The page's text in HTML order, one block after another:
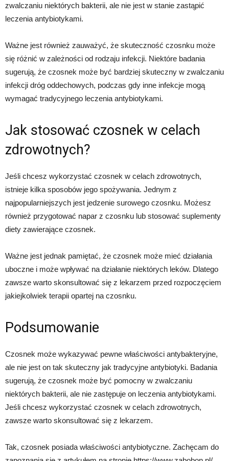
zwalczaniu niektórych bakterii, ale nie jest w stanie zastąpić
leczenia antybiotykami.
Ważne jest również zauważyć, że skuteczność czosnku może
się różnić w zależności od rodzaju infekcji. Niektóre badania
sugerują, że czosnek może być bardziej skuteczny w zwalczaniu
infekcji dróg oddechowych, podczas gdy inne infekcje mogą
wymagać tradycyjnego leczenia antybiotykami.
Jak stosować czosnek w celach
zdrowotnych?
Jeśli chcesz wykorzystać czosnek w celach zdrowotnych,
istnieje kilka sposobów jego spożywania. Jednym z
najpopularniejszych jest jedzenie surowego czosnku. Możesz
również przygotować napar z czosnku lub stosować suplementy
diety zawierające czosnek.
Ważne jest jednak pamiętać, że czosnek może mieć działania
uboczne i może wpływać na działanie niektórych leków. Dlatego
zawsze warto skonsultować się z lekarzem przed rozpoczęciem
jakiejkolwiek terapii opartej na czosnku.
Podsumowanie
Czosnek może wykazywać pewne właściwości antybakteryjne,
ale nie jest on tak skuteczny jak tradycyjne antybiotyki. Badania
sugerują, że czosnek może być pomocny w zwalczaniu
niektórych bakterii, ale nie zastępuje on leczenia antybiotykami.
Jeśli chcesz wykorzystać czosnek w celach zdrowotnych,
zawsze warto skonsultować się z lekarzem.
Tak, czosnek posiada właściwości antybiotyczne. Zachęcam do